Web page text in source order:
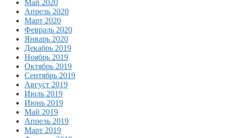
Май 2020
Апрель 2020
Март 2020
Февраль 2020
Январь 2020
Декабрь 2019
Ноябрь 2019
Октябрь 2019
Сентябрь 2019
Август 2019
Июль 2019
Июнь 2019
Май 2019
Апрель 2019
Март 2019